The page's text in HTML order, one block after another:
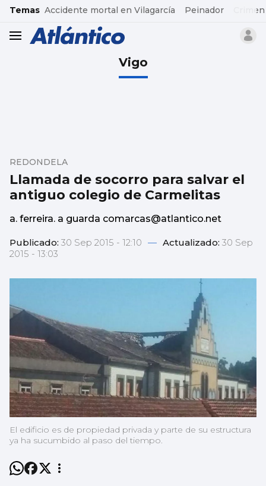
common.go-to-content
Temas Accidente mortal en Vilagarcía Peinador
header.menu.open
Vigo
Llamada de socorro para salvar el
antiguo colegio de Carmelitas
REDONDELA
a. ferreira. a guarda comarcas@atlantico.net
Publicado: 30 Sep 2015 - 12:10 — Actualizado: 30 Sep
2015 - 13:03
El edificio es de propiedad privada y parte de su estructura
ya ha sucumbido al paso del tiempo.